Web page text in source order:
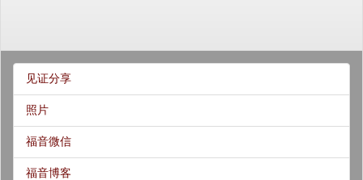
见证分享
照片
福音微信
福音博客